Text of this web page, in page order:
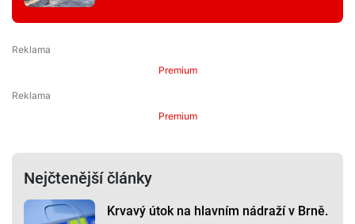
Premium
Premium
Nejčtenější články
Krvavý útok na hlavním nádraží v Brně.